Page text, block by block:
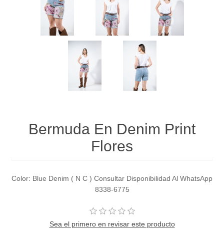
Bermuda En Denim Print
Flores
Color: Blue Denim ( N C ) Consultar Disponibilidad Al WhatsApp
8338-6775
Sea el primero en revisar este producto